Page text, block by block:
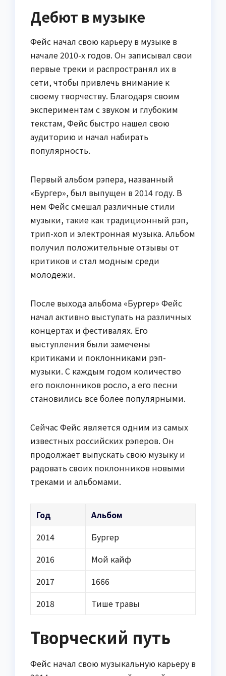
Дебют в музыке
Фейс начал свою карьеру в музыке в
начале 2010-х годов. Он записывал свои
первые треки и распространял их в
сети, чтобы привлечь внимание к
своему творчеству. Благодаря своим
экспериментам с звуком и глубоким
текстам, Фейс быстро нашел свою
аудиторию и начал набирать
популярность.
Первый альбом рэпера, названный
«Бургер», был выпущен в 2014 году. В
нем Фейс смешал различные стили
музыки, такие как традиционный рэп,
трип-хоп и электронная музыка. Альбом
получил положительные отзывы от
критиков и стал модным среди
молодежи.
После выхода альбома «Бургер» Фейс
начал активно выступать на различных
концертах и фестивалях. Его
выступления были замечены
критиками и поклонниками рэп-
музыки. С каждым годом количество
его поклонников росло, а его песни
становились все более популярными.
Сейчас Фейс является одним из самых
известных российских рэперов. Он
продолжает выпускать свою музыку и
радовать своих поклонников новыми
треками и альбомами.
Год
Альбом
2014
Бургер
2016
Мой кайф
2017
1666
2018
Тише травы
Творческий путь
Фейс начал свою музыкальную карьеру в